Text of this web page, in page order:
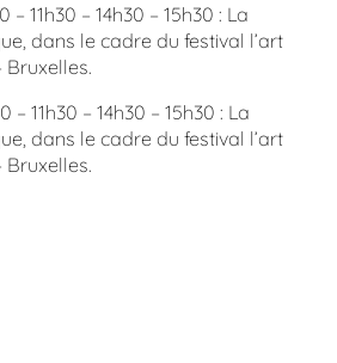
– 11h30 – 14h30 – 15h30 : La
dans le cadre du festival l’art
– 11h30 – 14h30 – 15h30 : La
dans le cadre du festival l’art